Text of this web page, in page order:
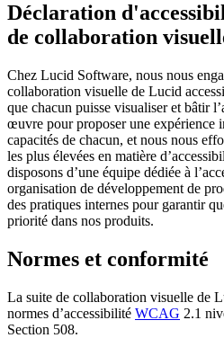
Déclaration
de collaboration
Chez Lucid Software, nous nous
collaboration visuelle de Lucid
que chacun puisse visualiser et bâtir
œuvre pour proposer une expérience
capacités de chacun, et nous nous
les plus élevées en matière
disposons d’une équipe dédiée à
organisation de développement de
des pratiques internes pour garantir
priorité dans nos produits.
Normes et conformité
La suite de collaboration visuelle de
normes d’accessibilité WCAG 2.1
Section 508.